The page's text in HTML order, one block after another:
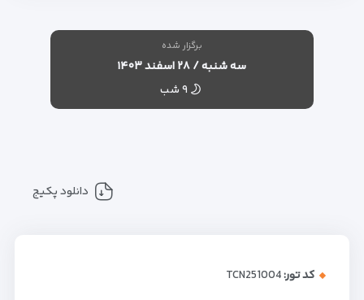
برگزار شده
سه شنبه / ۲۸ اسفند ۱۴۰۳
۹ شب
دانلود پکیج
کد تور:TCN251004